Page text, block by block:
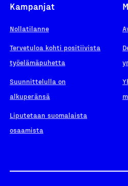
Kampanjat
Nollatilanne
Tervetuloa kohti positiivista
työelämäpuhetta
Suunnittelulla on
alkuperänsä
Liputetaan suomalaista
osaamista